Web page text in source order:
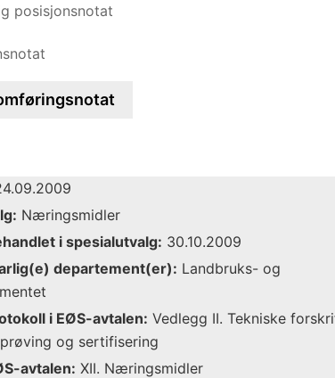
posisjonsnotat
Næringsmidler
i spesialutvalg: 30.10.2009
departement(er): Landbruks- og
i EØS-avtalen: Vedlegg II. Tekniske
og sertifisering
avtalen: XII. Næringsmidler